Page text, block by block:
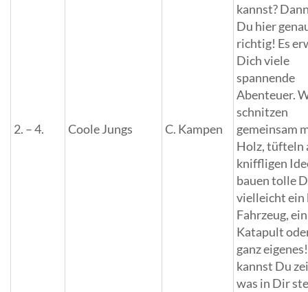
2. – 4. Coole Jungs C. Kampen
kannst?
Du hier
richtig! Es
Dich viele
spannende
Abenteuer.
schnitzen
gemeinsam
Holz, tüfteln
kniffligen
bauen tolle
vielleicht ein
Fahrzeug, ein
Katapult
ganz
kannst Du
was in Dir